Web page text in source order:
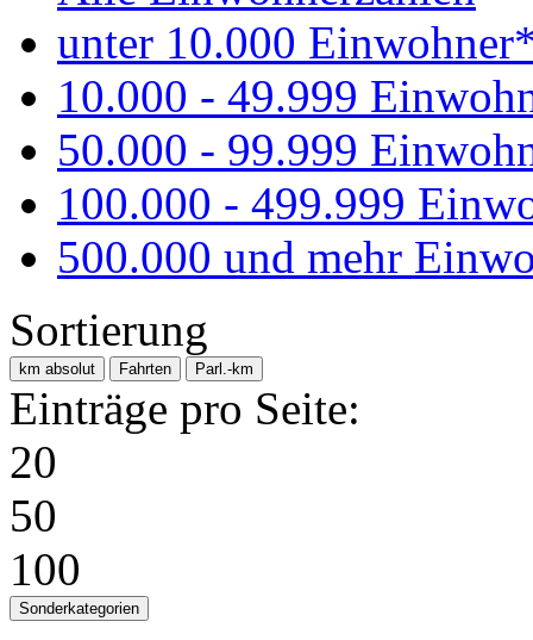
unter 10.000
10.000 - 49.999
50.000 - 99.999
100.000 - 499.999
500.000 und mehr
Sortierung
km absolut Fahrten Parl.-km
Einträge pro Seite:
20
50
100
Sonderkategorien